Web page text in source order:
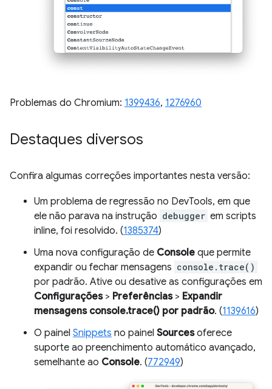
Problemas do Chromium: 1399436, 1276960
Destaques diversos
Confira algumas correções importantes nesta versão:
Um problema de regressão no DevTools, em que
ele não parava na instrução debugger em scripts
inline, foi resolvido. (1385374)
Uma nova configuração de Console que permite
expandir ou fechar mensagens console.trace()
por padrão. Ative ou desative as configurações em
Configurações> Preferências> Expandir
mensagens console.trace() por padrão. (1139616)
O painel Snippets no painel Sourcesoferece
suporte ao preenchimento automático avançado,
semelhante ao Console. (772949)